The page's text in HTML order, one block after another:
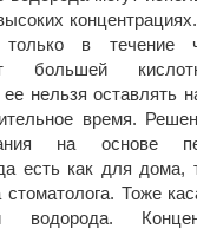
только в течение
большей
нельзя оставлять
время.
на основе
есть как для дома,
стоматолога. Тоже
водорода.